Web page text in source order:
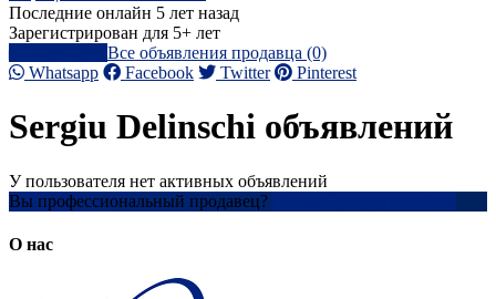
Последние онлайн 5 лет назад
Зарегистрирован для 5+ лет
Все объявления продавца (0)
Whatsapp
Facebook Twitter Pinterest
Sergiu Delinschi объявлений
У пользователя нет активных объявлений
Вы профессиональный продавец?
О нас